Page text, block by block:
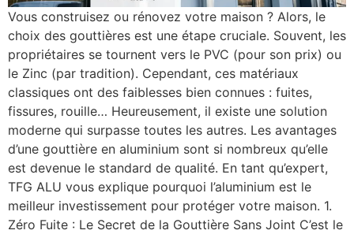
Vous construisez ou rénovez votre maison ? Alors, le
choix des gouttières est une étape cruciale. Souvent, les
propriétaires se tournent vers le PVC (pour son prix) ou
le Zinc (par tradition). Cependant, ces matériaux
classiques ont des faiblesses bien connues : fuites,
fissures, rouille… Heureusement, il existe une solution
moderne qui surpasse toutes les autres. Les avantages
d’une gouttière en aluminium sont si nombreux qu’elle
est devenue le standard de qualité. En tant qu’expert,
TFG ALU vous explique pourquoi l’aluminium est le
meilleur investissement pour protéger votre maison. 1.
Zéro Fuite : Le Secret de la Gouttière Sans Joint C’est le